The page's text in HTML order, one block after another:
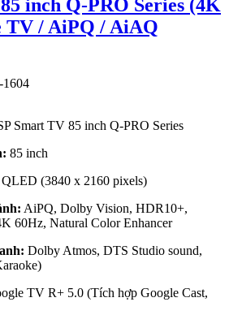
inch Q-PRO Series (4K
TV / AiPQ / AiAQ
1604
Smart TV 85 inch Q-PRO Series
85 inch
(3840 x 2160 pixels)
AiPQ, Dolby Vision, HDR10+,
60Hz, Natural Color Enhancer
Dolby Atmos, DTS Studio sound,
TV R+ 5.0 (Tích hợp Google Cast,